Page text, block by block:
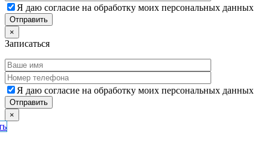
Я даю согласие на обработку моих персональных данных
×
Записаться
Я даю согласие на обработку моих персональных данных
×